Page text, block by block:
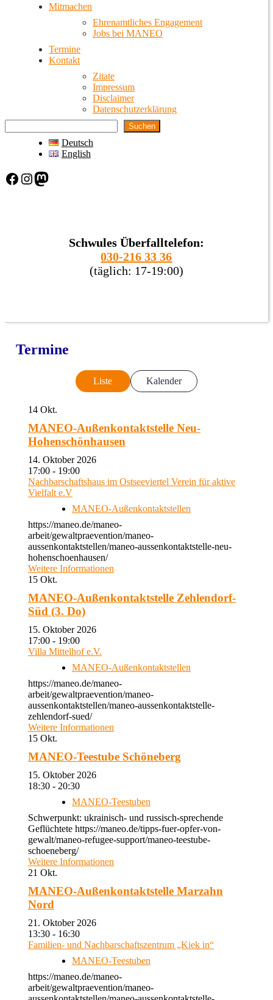
Mitmachen
Ehrenamtliches Engagement
Jobs bei MANEO
Termine
Kontakt
Zitate
Impressum
Disclaimer
Datenschutzerklärung
Suchen
Deutsch
English
Facebook Instagram Mastodon
Schwules Überfalltelefon:
030-216 33 36
(täglich: 17-19:00)
Termine
Liste Kalender
14 Okt.
MANEO-Außenkontaktstelle Neu-
Hohenschönhausen
14. Oktober 2026
17:00 - 19:00
Nachbarschaftshaus im Ostseeviertel Verein für aktive
Vielfalt e.V
MANEO-Außenkontaktstellen
https://maneo.de/maneo-
arbeit/gewaltpraevention/maneo-
aussenkontaktstellen/maneo-aussenkontaktstelle-neu-
hohenschoenhausen/
Weitere Informationen
15 Okt.
MANEO-Außenkontaktstelle Zehlendorf-
Süd (3. Do)
15. Oktober 2026
17:00 - 19:00
Villa Mittelhof e.V.
MANEO-Außenkontaktstellen
https://maneo.de/maneo-
arbeit/gewaltpraevention/maneo-
aussenkontaktstellen/maneo-aussenkontaktstelle-
zehlendorf-sued/
Weitere Informationen
15 Okt.
MANEO-Teestube Schöneberg
15. Oktober 2026
18:30 - 20:30
MANEO-Teestuben
Schwerpunkt: ukrainisch- und russisch-sprechende
Geflüchtete https://maneo.de/tipps-fuer-opfer-von-
gewalt/maneo-refugee-support/maneo-teestube-
schoeneberg/
Weitere Informationen
21 Okt.
MANEO-Außenkontaktstelle Marzahn
Nord
21. Oktober 2026
13:30 - 16:30
Familien- und Nachbarschaftszentrum „Kiek in“
MANEO-Teestuben
https://maneo.de/maneo-
arbeit/gewaltpraevention/maneo-